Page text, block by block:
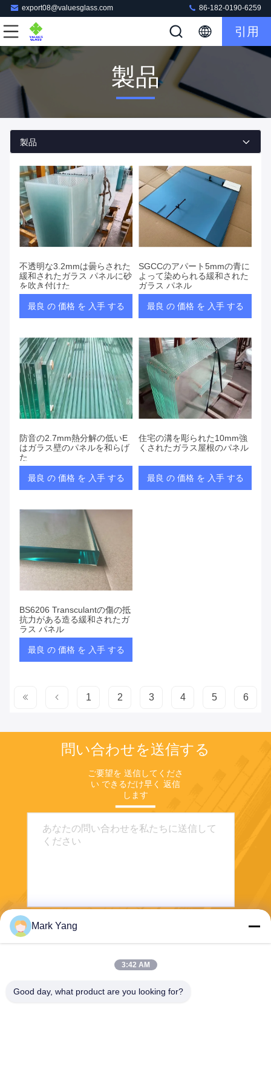
export08@valuesglass.com 86-182-0190-6259
引用
製品
製品
不透明な3.2mmは曇らされた
緩和されたガラス パネルに砂
を吹き付けた
最良 の 価格 を 入手 する
SGCCのアパート5mmの青に
よって染められる緩和された
ガラス パネル
最良 の 価格 を 入手 する
防音の2.7mm熱分解の低いE
はガラス壁のパネルを和らげ
た
最良 の 価格 を 入手 する
住宅の溝を彫られた10mm強
くされたガラス屋根のパネル
最良 の 価格 を 入手 する
BS6206 Transculantの傷の抵
抗力がある造る緩和されたガ
ラス パネル
最良 の 価格 を 入手 する
1 2 3 4 5 6
問い合わせを送信する
ご要望を 送信してくださ
い できるだけ早く 返信
します
Mark Yang
3:42 AM
Good day, what product are you looking for?